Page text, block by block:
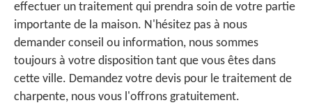
effectuer un traitement qui prendra soin de votre partie
importante de la maison. N'hésitez pas à nous
demander conseil ou information, nous sommes
toujours à votre disposition tant que vous êtes dans
cette ville. Demandez votre devis pour le traitement de
charpente, nous vous l'offrons gratuitement.